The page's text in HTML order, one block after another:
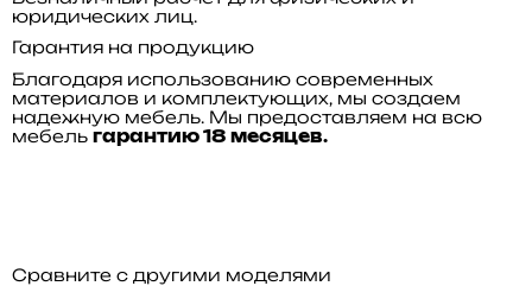
юридических лиц.
Гарантия на продукцию
Благодаря использованию современных
материалов и комплектующих, мы создаем
надежную мебель. Мы предоставляем на всю
мебель гарантию 18 месяцев.
Сравните с другими моделями